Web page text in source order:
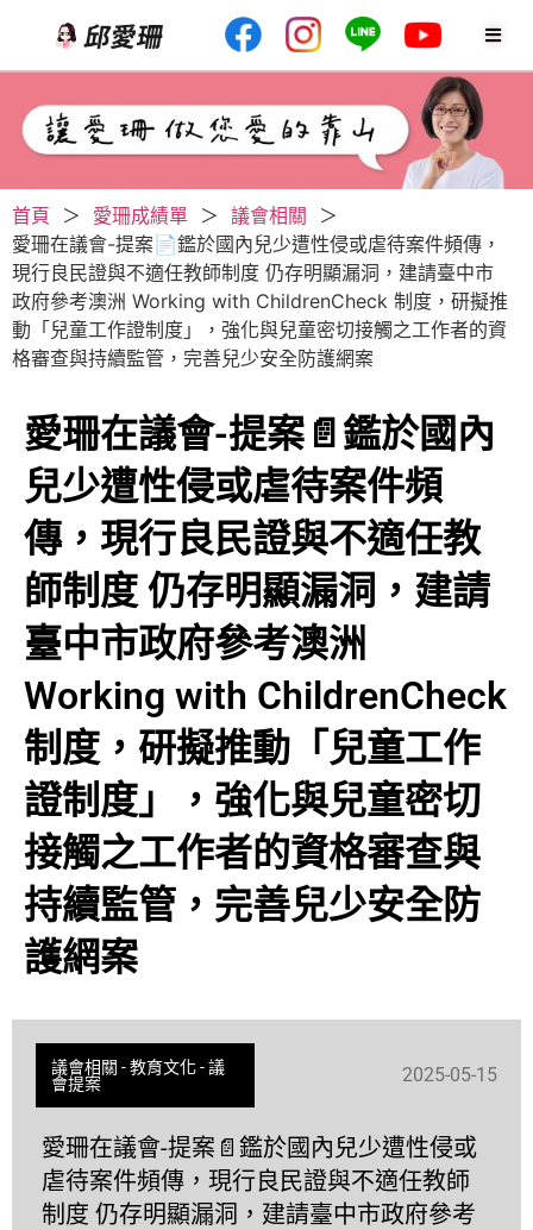
首頁 ＞ 愛珊成績單 ＞ 議會相關
＞
愛珊在議會-提案📄鑑於國內兒少遭性侵或虐待案件頻傳，
現行良民證與不適任教師制度 仍存明顯漏洞，建請臺中市
政府參考澳洲 Working with ChildrenCheck 制度，研擬推
動「兒童工作證制度」，強化與兒童密切接觸之工作者的資
格審查與持續監管，完善兒少安全防護網案
愛珊在議會-提案📄鑑於國內
兒少遭性侵或虐待案件頻
傳，現行良民證與不適任教
師制度 仍存明顯漏洞，建請
臺中市政府參考澳洲
Working with ChildrenCheck
制度，研擬推動「兒童工作
證制度」，強化與兒童密切
接觸之工作者的資格審查與
持續監管，完善兒少安全防
護網案
議會相關 -教育文化-議
會提案
2025-05-15
愛珊在議會-提案📄鑑於國內兒少遭性侵或
虐待案件頻傳，現行良民證與不適任教師
制度 仍存明顯漏洞，建請臺中市政府參考